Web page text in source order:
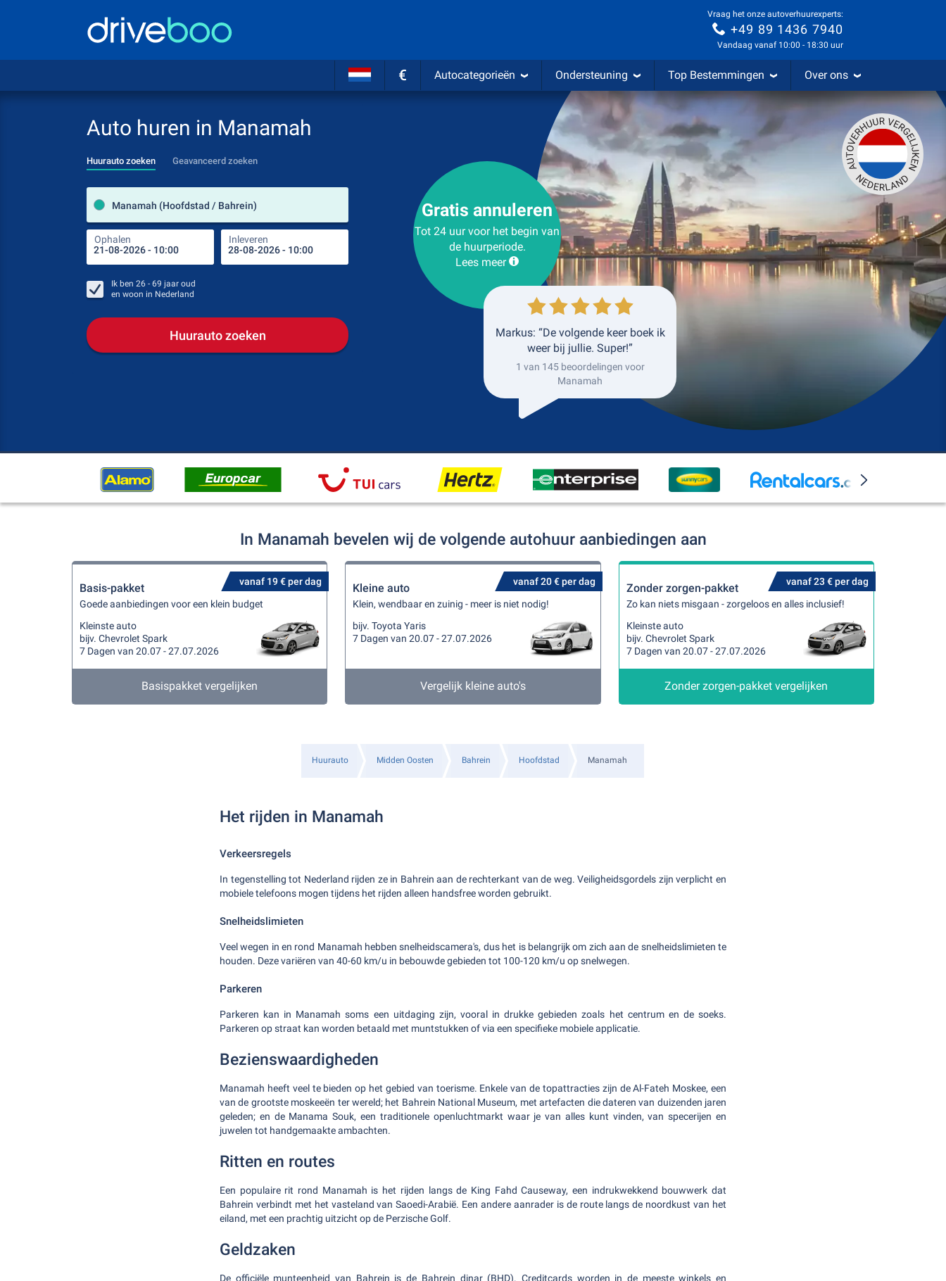
Vraag het onze autoverhuurexperts:
+49 89 1436 7940
Vandaag vanaf 10:00 - 18:30 uur
€ Autocategorieën Ondersteuning Top Bestemmingen Over ons
Auto huren in Manamah
Huurauto zoeken Geavanceerd zoeken
Manamah (Hoofdstad / Bahrein)
Ophalen Inleveren Plaats voor teruggave
Ik ben 26 - 69 jaar oud
en woon in Nederland
Huurauto zoeken
Gratis annuleren
Tot 24 uur voor het begin van
de huurperiode.
Lees meer
Markus: “De volgende keer boek ik
weer bij jullie. Super!”
1 van 145 beoordelingen voor
Manamah
In Manamah bevelen wij de volgende autohuur aanbiedingen aan
vanaf 19 € per dag
Basis-pakket
Goede aanbiedingen voor een klein budget
Kleinste auto
bijv. Chevrolet Spark
7 Dagen van 20.07 - 27.07.2026
Basispakket vergelijken
vanaf 20 € per dag
Kleine auto
Klein, wendbaar en zuinig - meer is niet nodig!
bijv. Toyota Yaris
7 Dagen van 20.07 - 27.07.2026
Vergelijk kleine auto's
vanaf 23 € per dag
Zonder zorgen-pakket
Zo kan niets misgaan - zorgeloos en alles inclusief!
Kleinste auto
bijv. Chevrolet Spark
7 Dagen van 20.07 - 27.07.2026
Zonder zorgen-pakket vergelijken
Huurauto Midden Oosten Bahrein Hoofdstad Manamah
Het rijden in Manamah
Verkeersregels
In tegenstelling tot Nederland rijden ze in Bahrein aan de rechterkant van de weg. Veiligheidsgordels zijn verplicht en
mobiele telefoons mogen tijdens het rijden alleen handsfree worden gebruikt.
Snelheidslimieten
Veel wegen in en rond Manamah hebben snelheidscamera's, dus het is belangrijk om zich aan de snelheidslimieten te
houden. Deze variëren van 40-60 km/u in bebouwde gebieden tot 100-120 km/u op snelwegen.
Parkeren
Parkeren kan in Manamah soms een uitdaging zijn, vooral in drukke gebieden zoals het centrum en de soeks.
Parkeren op straat kan worden betaald met muntstukken of via een specifieke mobiele applicatie.
Bezienswaardigheden
Manamah heeft veel te bieden op het gebied van toerisme. Enkele van de topattracties zijn de Al-Fateh Moskee, een
van de grootste moskeeën ter wereld; het Bahrein National Museum, met artefacten die dateren van duizenden jaren
geleden; en de Manama Souk, een traditionele openluchtmarkt waar je van alles kunt vinden, van specerijen en
juwelen tot handgemaakte ambachten.
Ritten en routes
Een populaire rit rond Manamah is het rijden langs de King Fahd Causeway, een indrukwekkend bouwwerk dat
Bahrein verbindt met het vasteland van Saoedi-Arabië. Een andere aanrader is de route langs de noordkust van het
eiland, met een prachtig uitzicht op de Perzische Golf.
Geldzaken
De officiële munteenheid van Bahrein is de Bahrein dinar (BHD). Creditcards worden in de meeste winkels en